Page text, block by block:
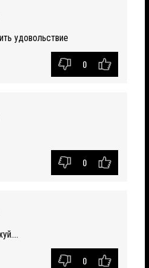
удовольствие
0
0
0